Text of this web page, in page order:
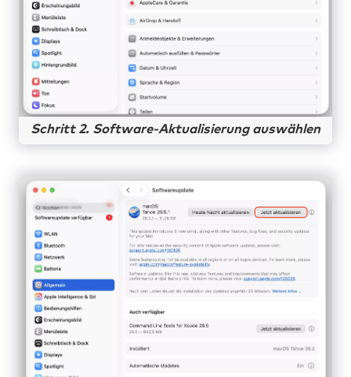
Schritt 2. Software-Aktualisierung auswählen